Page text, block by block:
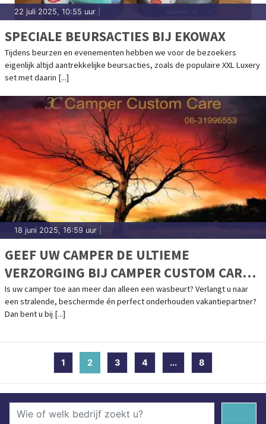
22 juli 2025, 10:55 uur
SPECIALE BEURSACTIES BIJ EKOWAX
Tijdens beurzen en evenementen hebben we voor de bezoekers
eigenlijk altijd aantrekkelijke beursacties, zoals de populaire XXL Luxery
set met daarin [...]
18 juni 2025, 16:59 uur
GEEF UW CAMPER DE ULTIEME
VERZORGING BIJ CAMPER CUSTOM CARE
(3C CAMPER)
Is uw camper toe aan meer dan alleen een wasbeurt? Verlangt u naar
een stralende, beschermde én perfect onderhouden vakantiepartner?
Dan bent u bij [...]
1 2 (current)
3 4 ... 8